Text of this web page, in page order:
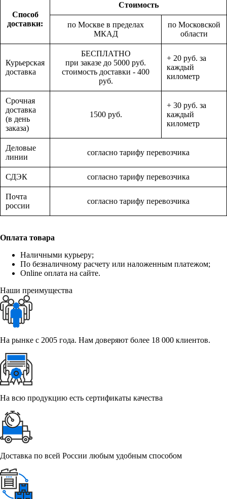
Способ
доставки:
Стоимость
по Москве в пределах
МКАД
по Московской
области
Курьерская
доставка
БЕСПЛАТНО
при заказе до 5000 руб.
стоимость доставки - 400
руб.
+ 20 руб. за
каждый
километр
Срочная
доставка
(в день
заказа)
1500 руб.
+ 30 руб. за
каждый
километр
Деловые
линии
согласно тарифу перевозчика
СДЭК согласно тарифу перевозчика
Почта
россии
согласно тарифу перевозчика
Оплата товара
Наличными курьеру;
По безналичному расчету или наложенным платежом;
Online оплата на сайте.
Наши преимущества
На рынке с 2005 года. Нам доверяют более 18 000 клиентов.
На всю продукцию есть сертификаты качества
Доставка по всей России любым удобным способом